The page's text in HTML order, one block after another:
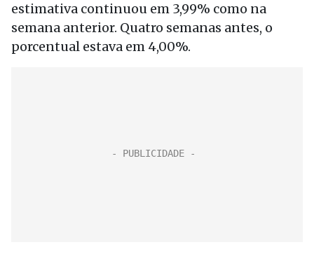
estimativa continuou em 3,99% como na
semana anterior. Quatro semanas antes, o
porcentual estava em 4,00%.